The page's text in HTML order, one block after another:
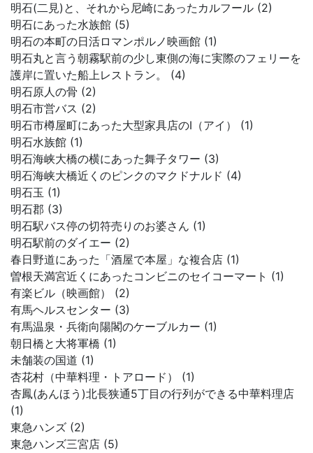
明石(二見)と、それから尼崎にあったカルフール (2)
明石にあった水族館 (5)
明石の本町の日活ロマンポルノ映画館 (1)
明石丸と言う朝霧駅前の少し東側の海に実際のフェリーを
護岸に置いた船上レストラン。 (4)
明石原人の骨 (2)
明石市営バス (2)
明石市樽屋町にあった大型家具店のI（アイ） (1)
明石水族館 (1)
明石海峡大橋の横にあった舞子タワー (3)
明石海峡大橋近くのピンクのマクドナルド (4)
明石玉 (1)
明石郡 (3)
明石駅バス停の切符売りのお婆さん (1)
明石駅前のダイエー (2)
春日野道にあった「酒屋で本屋」な複合店 (1)
曽根天満宮近くにあったコンビニのセイコーマート (1)
有楽ビル（映画館） (2)
有馬ヘルスセンター (3)
有馬温泉・兵衛向陽閣のケーブルカー (1)
朝日橋と大将軍橋 (1)
未舗装の国道 (1)
杏花村（中華料理・トアロード） (1)
杏鳳(あんほう)北長狭通5丁目の行列ができる中華料理店
(1)
東急ハンズ (2)
東急ハンズ三宮店 (5)